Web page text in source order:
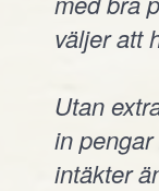
väljer att
Utan
in
intäkter